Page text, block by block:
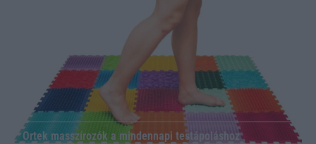
Ortek masszírozók a mindennapi testápoláshoz